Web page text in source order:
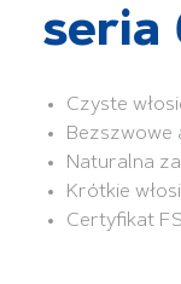
seria
Czyste
Bezszwowe
Naturalna
Krótkie
Certyfikat